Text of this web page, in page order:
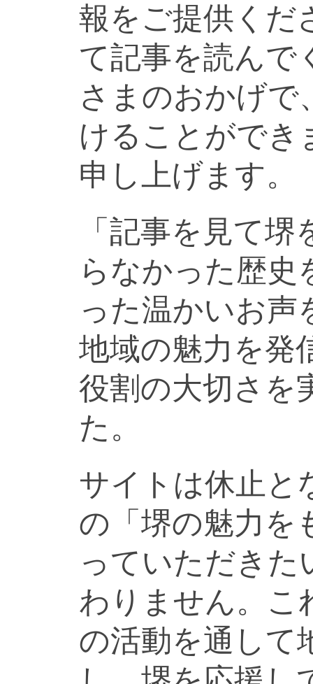
報をご提供くだ
て記事を読んで
さまのおかげで
けることができ
申し上げます。
「記事を見て
らなかった歴史
った温かいお声
地域の魅力を発
役割の大切さを
た。
サイトは休止と
の「堺の魅力を
っていただきた
わりません。こ
の活動を通して